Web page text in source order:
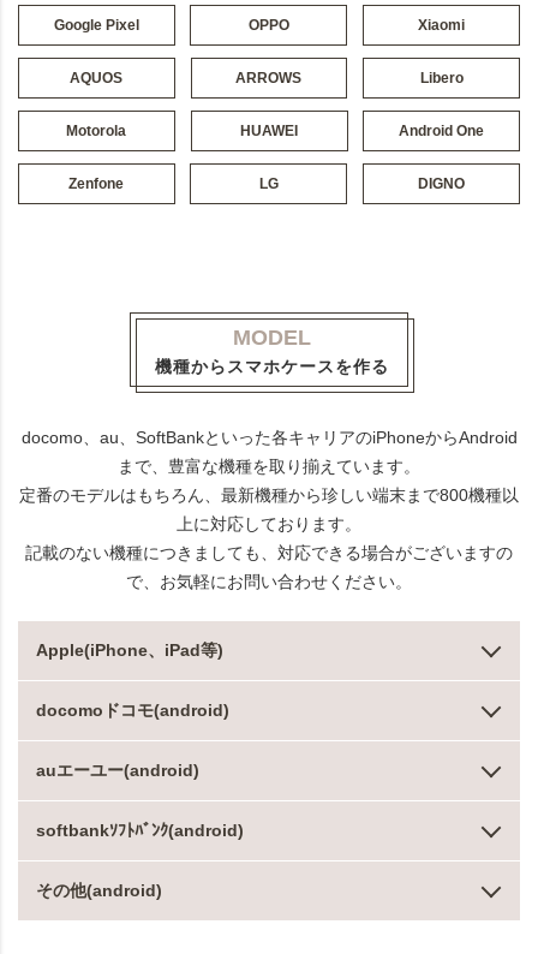
Google Pixel OPPO Xiaomi
AQUOS ARROWS Libero
Motorola HUAWEI Android One
Zenfone LG DIGNO
MODEL
機種からスマホケースを作る
docomo、au、SoftBankといった各キャリアのiPhoneからAndroid
まで、豊富な機種を取り揃えています。
定番のモデルはもちろん、最新機種から珍しい端末まで800機種以
上に対応しております。
記載のない機種につきましても、対応できる場合がございますの
で、お気軽にお問い合わせください。
Apple(iPhone、iPad等)
docomoドコモ(android)
auエーユー(android)
softbankｿﾌﾄﾊﾞﾝｸ(android)
その他(android)